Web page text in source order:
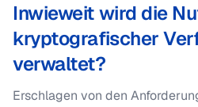
Inwieweit wird die
kryptografischer
verwaltet?
Erschlagen von den